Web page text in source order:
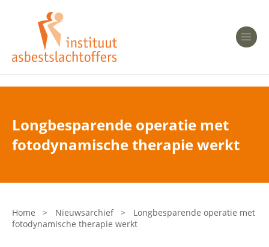
Heeft u Mesothelioom?
Heeft u Asbestose?
Bent u arts?
Asbest en Gezondheid
Laatste nieuws
Onze organisatie
Longbesparende operatie met
fotodynamische therapie werkt
Home > Nieuwsarchief >
Longbesparende operatie met
fotodynamische therapie werkt